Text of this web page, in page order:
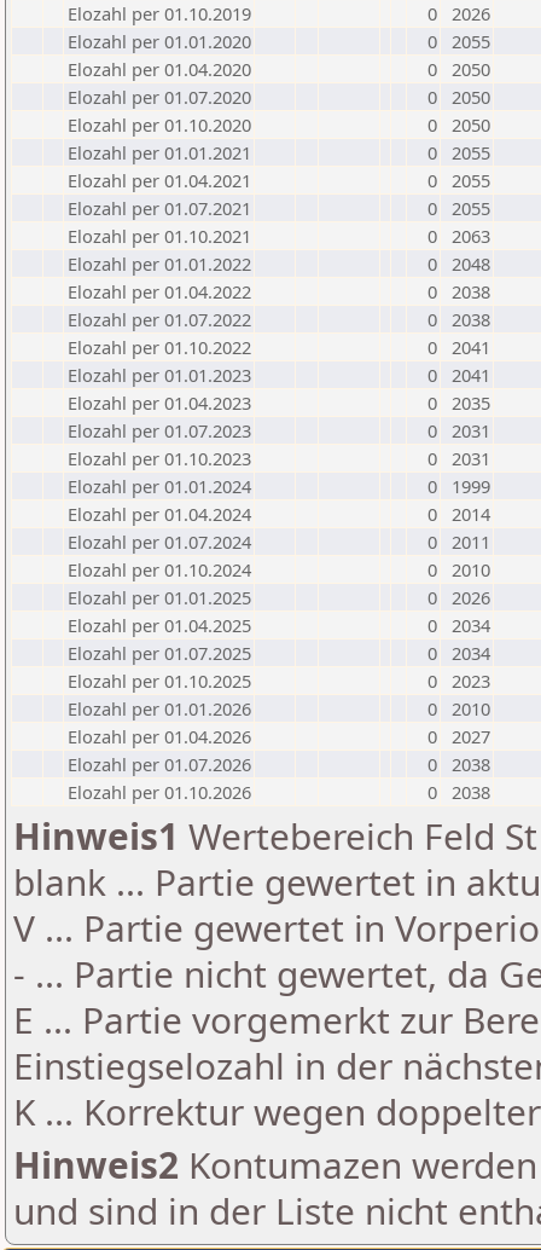
Elozahl per 01.10.2019
0 2026
Elozahl per 01.01.2020
0 2055
Elozahl per 01.04.2020
0 2050
Elozahl per 01.07.2020
0 2050
Elozahl per 01.10.2020
0 2050
Elozahl per 01.01.2021
0 2055
Elozahl per 01.04.2021
0 2055
Elozahl per 01.07.2021
0 2055
Elozahl per 01.10.2021
0 2063
Elozahl per 01.01.2022
0 2048
Elozahl per 01.04.2022
0 2038
Elozahl per 01.07.2022
0 2038
Elozahl per 01.10.2022
0 2041
Elozahl per 01.01.2023
0 2041
Elozahl per 01.04.2023
0 2035
Elozahl per 01.07.2023
0 2031
Elozahl per 01.10.2023
0 2031
Elozahl per 01.01.2024
0
1999
Elozahl per 01.04.2024
0 2014
Elozahl per 01.07.2024
0 2011
Elozahl per 01.10.2024
0 2010
Elozahl per 01.01.2025
0 2026
Elozahl per 01.04.2025
0 2034
Elozahl per 01.07.2025
0 2034
Elozahl per 01.10.2025
0 2023
Elozahl per 01.01.2026
0 2010
Elozahl per 01.04.2026
0 2027
Elozahl per 01.07.2026
0 2038
Elozahl per 01.10.2026
0 2038
Hinweis1 Wertebereich Feld
blank ... Partie gewertet in
V ... Partie gewertet in
- ... Partie nicht gewertet, da
E ... Partie vorgemerkt zur
Einstiegselozahl in der
K ... Korrektur wegen
Hinweis2 Kontumazen
und sind in der Liste nicht